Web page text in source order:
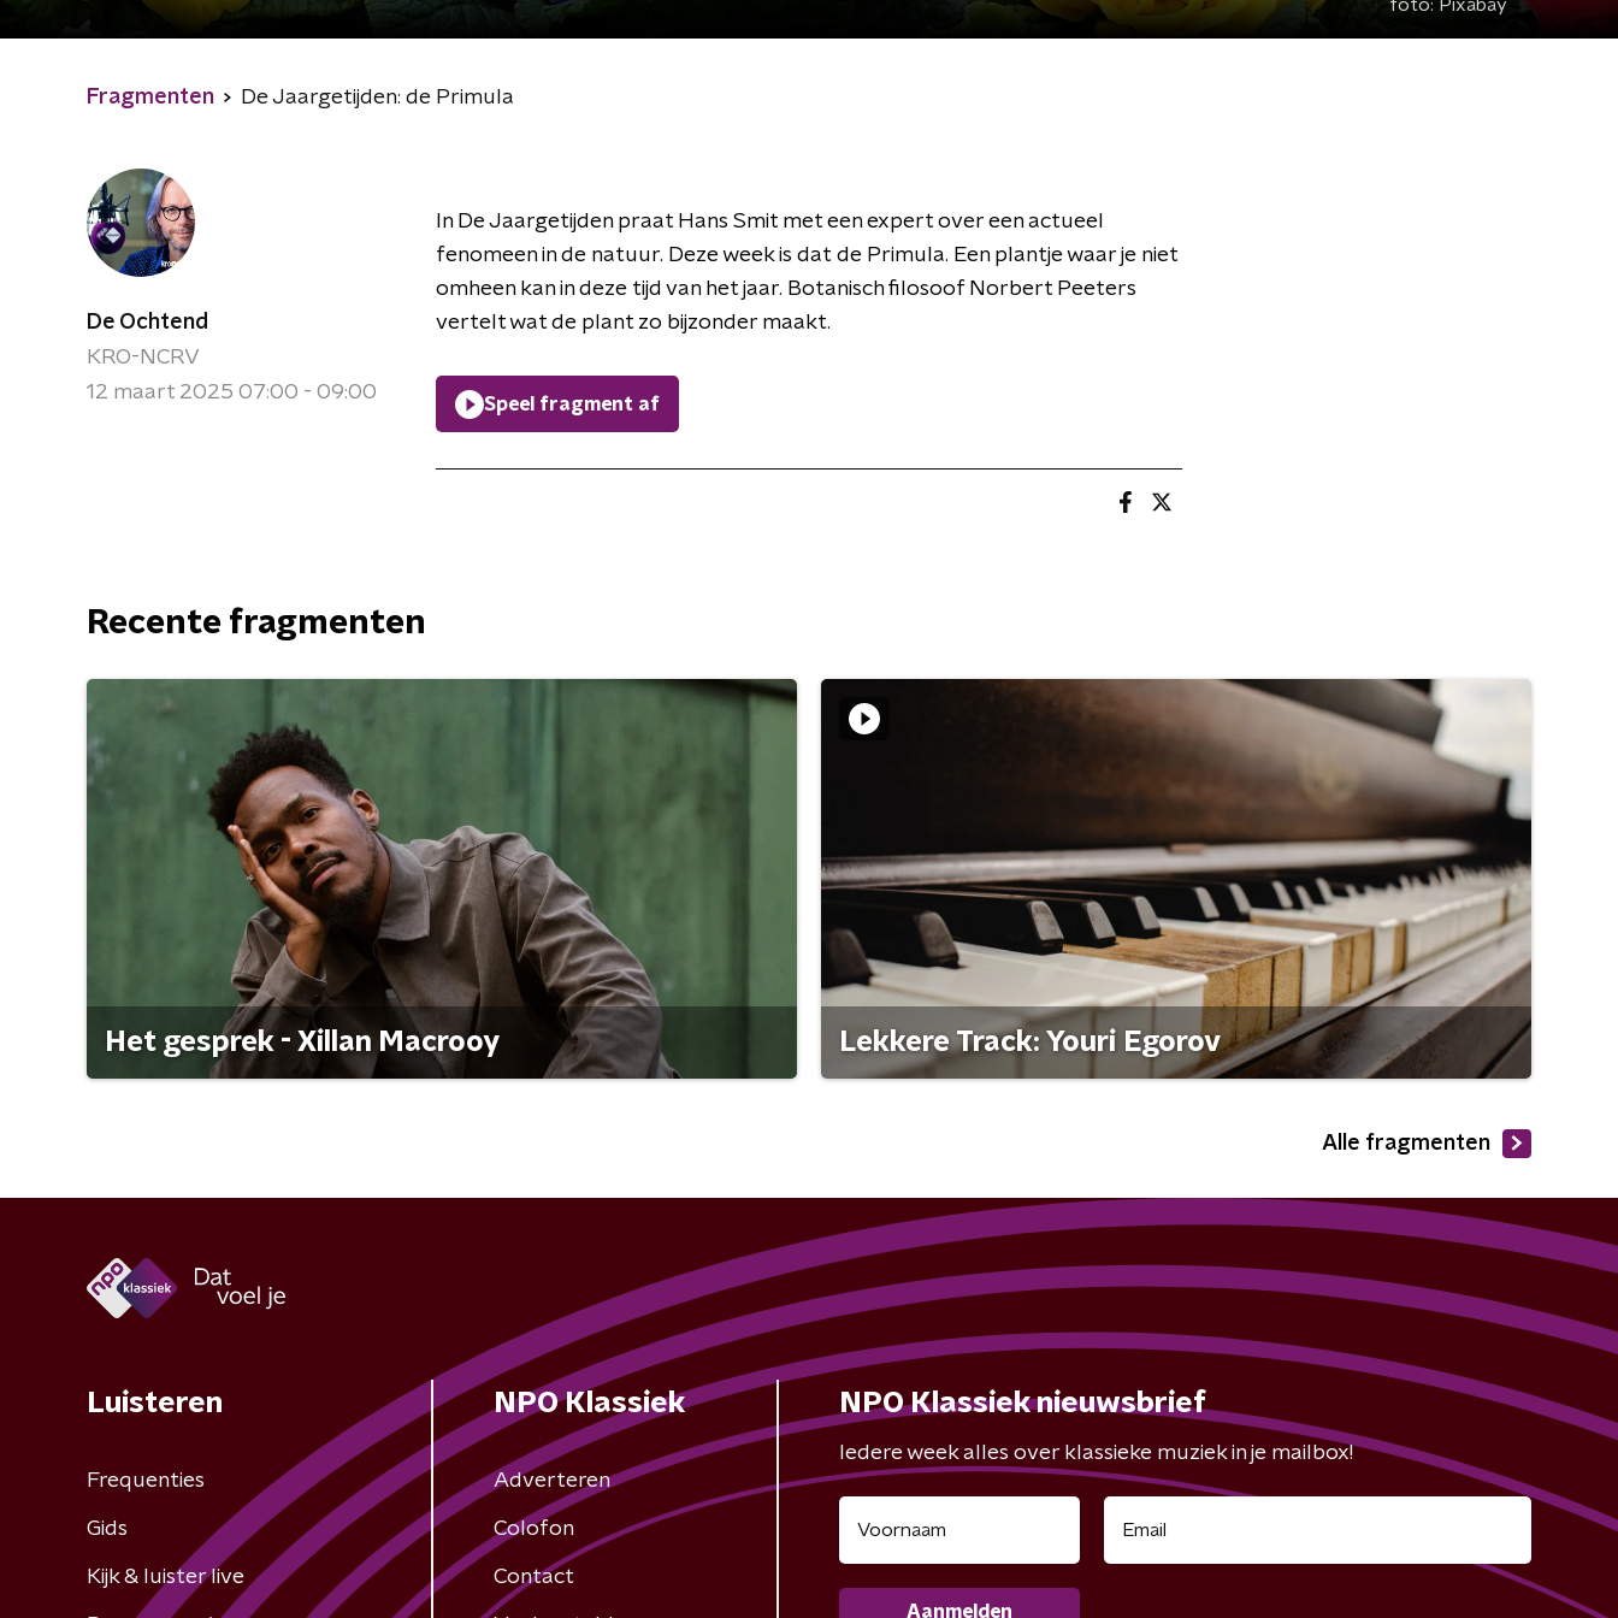
foto: Pixabay
Fragmenten De Jaargetijden: de Primula
De Ochtend
KRO-NCRV
12 maart 2025 07:00 - 09:00
In De Jaargetijden praat Hans Smit met een expert over een actueel
fenomeen in de natuur. Deze week is dat de Primula. Een plantje waar je niet
omheen kan in deze tijd van het jaar. Botanisch filosoof Norbert Peeters
vertelt wat de plant zo bijzonder maakt.
Speel fragment af
Recente fragmenten
Het gesprek - Xillan Macrooy Lekkere Track: Youri Egorov
Alle fragmenten
Luisteren
Frequenties
Gids
Kijk & luister live
NPO Klassiek
Adverteren
Colofon
Contact
NPO Klassiek nieuwsbrief
Iedere week alles over klassieke muziek in je mailbox!
Aanmelden